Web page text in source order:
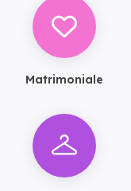
Matrimoniale